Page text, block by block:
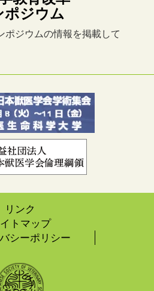
ポジウム
ポジウムの情報を掲載して
リンク
トマップ
シーポリシー